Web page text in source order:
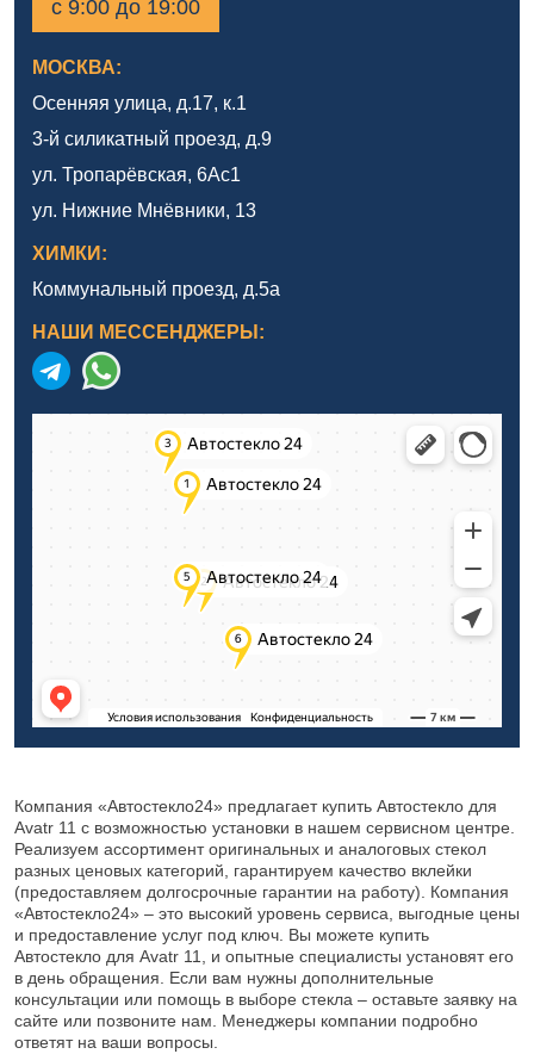
с 9:00 до 19:00
МОСКВА:
Осенняя улица, д.17, к.1
3-й силикатный проезд, д.9
ул. Тропарёвская, 6Ас1
ул. Нижние Мнёвники, 13
ХИМКИ:
Коммунальный проезд, д.5а
НАШИ МЕССЕНДЖЕРЫ:
Компания «Автостекло24» предлагает купить Автостекло для
Avatr 11 с возможностью установки в нашем сервисном центре.
Реализуем ассортимент оригинальных и аналоговых стекол
разных ценовых категорий, гарантируем качество вклейки
(предоставляем долгосрочные гарантии на работу). Компания
«Автостекло24» – это высокий уровень сервиса, выгодные цены
и предоставление услуг под ключ. Вы можете купить
Автостекло для Avatr 11, и опытные специалисты установят его
в день обращения. Если вам нужны дополнительные
консультации или помощь в выборе стекла – оставьте заявку на
сайте или позвоните нам. Менеджеры компании подробно
ответят на ваши вопросы.